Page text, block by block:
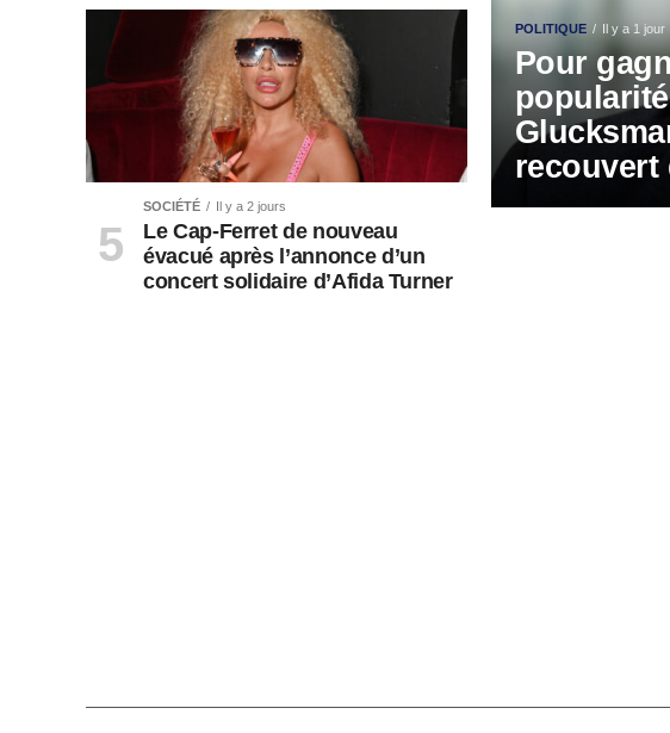
POLITIQUE Il y a 1 jour
Pour
recouvert
SOCIÉTÉ Il y a 2 jours
Le Cap-Ferret de nouveau
évacué après l’annonce d’un
concert solidaire d’Afida Turner